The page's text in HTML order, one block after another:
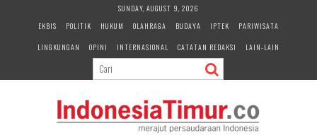
SUNDAY, AUGUST 9, 2026
EKBIS
POLITIK HUKUM OLAHRAGA BUDAYA IPTEK
PARIWISATA
LINGKUNGAN
OPINI INTERNASIONAL CATATAN REDAKSI LAIN-LAIN